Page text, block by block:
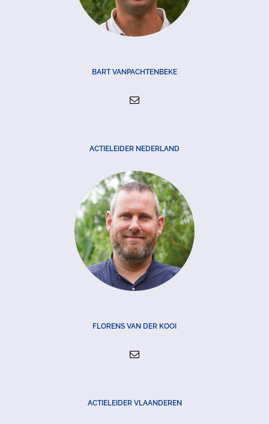
BART VANPACHTENBEKE
ACTIELEIDER NEDERLAND
FLORENS VAN DER KOOI
ACTIELEIDER VLAANDEREN